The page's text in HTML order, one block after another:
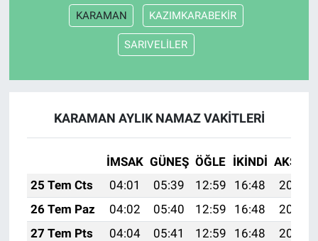
KARAMAN KAZIMKARABEKİR
SARIVELİLER
KARAMAN AYLIK NAMAZ VAKITLERI
İMSAK GÜNEŞ ÖĞLE İKINDI AKŞAM
25 Tem Cts
04:01 05:39 12:59 16:48
20:08
26 Tem Paz
04:02 05:40 12:59 16:48
20:08
27 Tem Pts
04:04 05:41 12:59 16:48
20:07